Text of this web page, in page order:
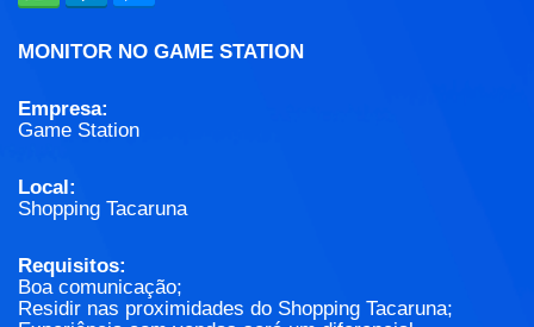
MONITOR NO GAME STATION
Empresa:
Game Station
Local:
Shopping Tacaruna
Requisitos:
Boa comunicação;
Residir nas proximidades do Shopping Tacaruna;